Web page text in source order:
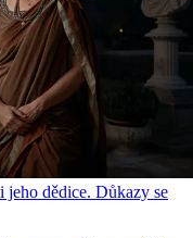
jeho dědice. Důkazy se